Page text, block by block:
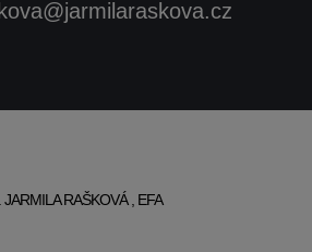
JARMILA RAŠKOVÁ , EFA